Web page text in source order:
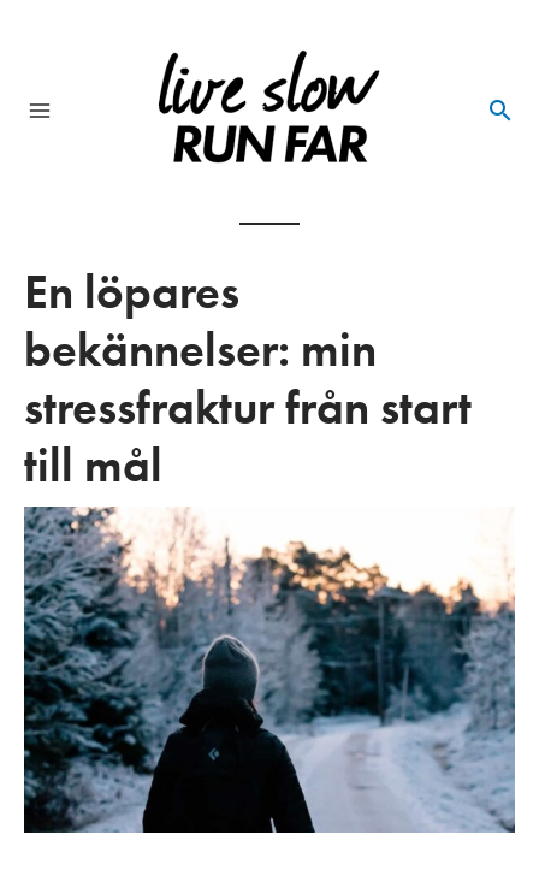
En löpares
bekännelser: min
stressfraktur från start
till mål